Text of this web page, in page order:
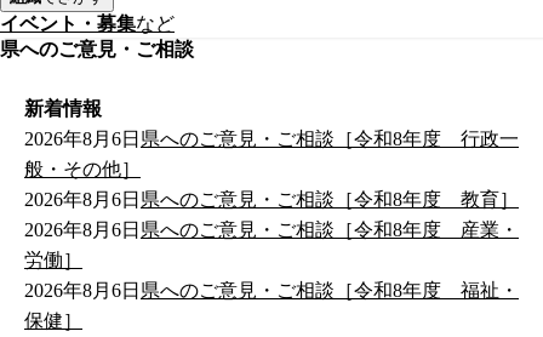
イベント・募集など
県へのご意見・ご相談
新着情報
2026年8月6日 県へのご意見・ご相談［令和8年度 行政一
般・その他］
2026年8月6日 県へのご意見・ご相談［令和8年度 教育］
2026年8月6日 県へのご意見・ご相談［令和8年度 産業・
労働］
2026年8月6日 県へのご意見・ご相談［令和8年度 福祉・
保健］